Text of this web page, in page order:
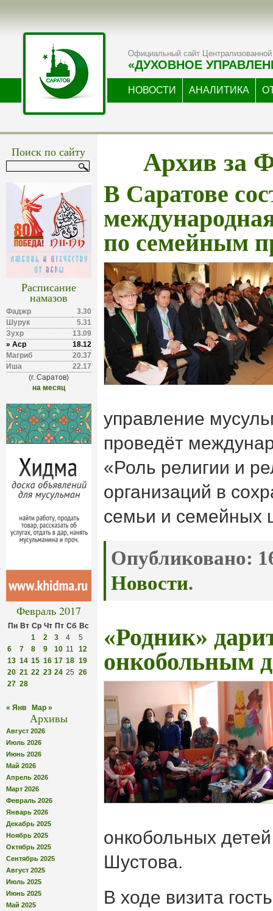
Официальный сайт Централизованной
«ДУХОВНОЕ
НОВОСТИ АНАЛИТИКА
Поиск по сайту
Расписание
намазов
Фаджр
3.30
Шурук
5.31
Зухр
13.09
» Аср
18.12
Магриб
20.37
Иша
22.17
(г. Саратов)
на месяц
Февраль 2017
Пн Вт Ср Чт Пт Сб Вс
1
2 3 4
5
6
7 8 9 10 11
12
13 14 15 16 17 18 19
20 21 22 23 24 25 26
27 28
« Янв Мар »
Архивы
Август 2026
Июль 2026
Июнь 2026
Май 2026
Апрель 2026
Март 2026
Февраль 2026
Январь 2026
Декабрь 2025
Ноябрь 2025
Октябрь 2025
Сентябрь 2025
Август 2025
Июль 2025
Июнь 2025
Май 2025
Архив за
В Саратове
по семейным
управление
проведёт
«Роль религии и
организаций в
семьи и семейных
Опубликовано:
Новости.
«Родник»
онкобольным
онкобольных
Шустова.
В ходе визита